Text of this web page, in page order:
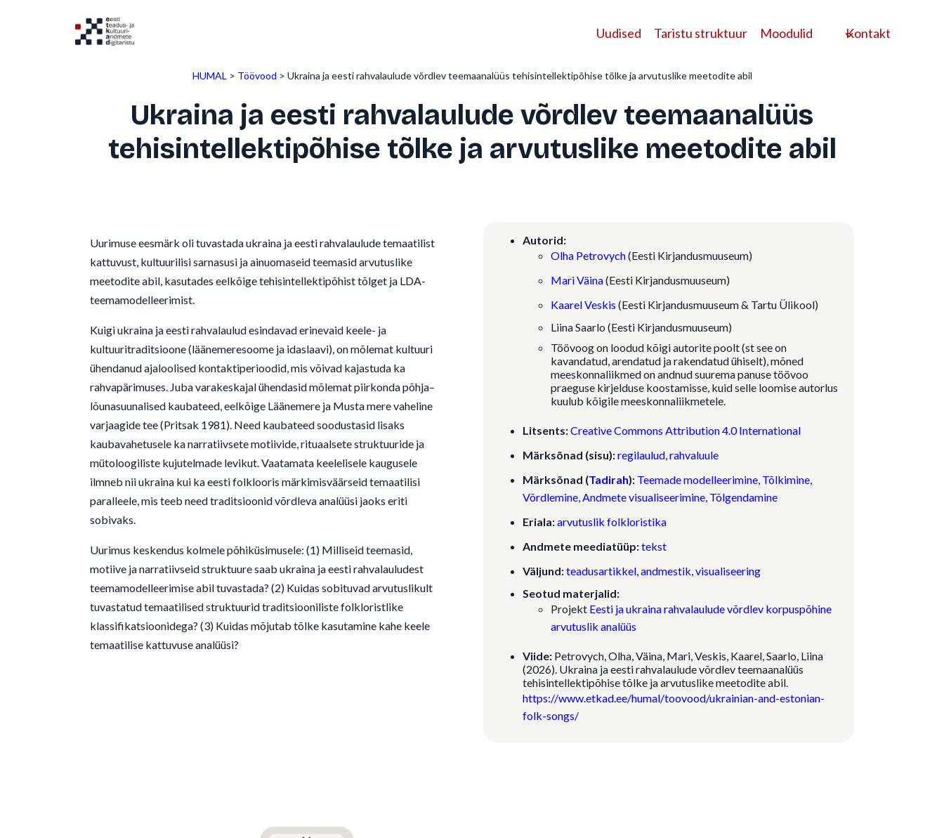
Uudised Taristu struktuur Moodulid Kontakt
HUMAL > Töövood > Ukraina ja eesti rahvalaulude võrdlev teemaanalüüs tehisintellektipõhise tõlke ja arvutuslike meetodite abil
Ukraina ja eesti rahvalaulude võrdlev teemaanalüüs
tehisintellektipõhise tõlke ja arvutuslike meetodite abil
Uurimuse eesmärk oli tuvastada ukraina ja eesti rahvalaulude temaatilist
kattuvust, kultuurilisi sarnasusi ja ainuomaseid teemasid arvutuslike
meetodite abil, kasutades eelkõige tehisintellektipõhist tõlget ja LDA-
teemamodelleerimist.
Kuigi ukraina ja eesti rahvalaulud esindavad erinevaid keele- ja
kultuuritraditsioone (läänemeresoome ja idaslaavi), on mõlemat kultuuri
ühendanud ajaloolised kontaktiperioodid, mis võivad kajastuda ka
rahvapärimuses. Juba varakeskajal ühendasid mõlemat piirkonda põhja–
lõunasuunalised kaubateed, eelkõige Läänemere ja Musta mere vaheline
varjaagide tee (Pritsak 1981). Need kaubateed soodustasid lisaks
kaubavahetusele ka narratiivsete motiivide, rituaalsete struktuuride ja
mütoloogiliste kujutelmade levikut. Vaatamata keelelisele kaugusele
ilmneb nii ukraina kui ka eesti folklooris märkimisväärseid temaatilisi
paralleele, mis teeb need traditsioonid võrdleva analüüsi jaoks eriti
sobivaks.
Uurimus keskendus kolmele põhiküsimusele: (1) Milliseid teemasid,
motiive ja narratiivseid struktuure saab ukraina ja eesti rahvalauludest
teemamodelleerimise abil tuvastada? (2) Kuidas sobituvad arvutuslikult
tuvastatud temaatilised struktuurid traditsiooniliste folkloristlike
klassifikatsioonidega? (3) Kuidas mõjutab tõlke kasutamine kahe keele
temaatilise kattuvuse analüüsi?
Autorid:
Olha Petrovych(Eesti Kirjandusmuuseum)
Mari Väina(Eesti Kirjandusmuuseum)
Kaarel Veskis (Eesti Kirjandusmuuseum & Tartu Ülikool)
Liina Saarlo (Eesti Kirjandusmuuseum)
Töövoog on loodud kõigi autorite poolt (st see on
kavandatud, arendatud ja rakendatud ühiselt), mõned
meeskonnaliikmed on andnud suurema panuse töövoo
praeguse kirjelduse koostamisse, kuid selle loomise autorlus
kuulub kõigile meeskonnaliikmetele.
Litsents:Creative Commons Attribution 4.0 International
Märksõnad (sisu):regilaulud,rahvaluule
Märksõnad (Tadirah): Teemade modelleerimine, Tõlkimine,
Võrdlemine,Andmete visualiseerimine, Tõlgendamine
Eriala:arvutuslik folkloristika
Andmete meediatüüp:tekst
Väljund:teadusartikkel,andmestik,visualiseering
Seotud materjalid:
Projekt Eesti ja ukraina rahvalaulude võrdlev korpuspõhine
arvutuslik analüüs
Viide: Petrovych, Olha, Väina, Mari, Veskis, Kaarel, Saarlo, Liina
(2026). Ukraina ja eesti rahvalaulude võrdlev teemaanalüüs
tehisintellektipõhise tõlke ja arvutuslike meetodite abil.
https://www.etkad.ee/humal/toovood/ukrainian-and-estonian-
folk-songs/